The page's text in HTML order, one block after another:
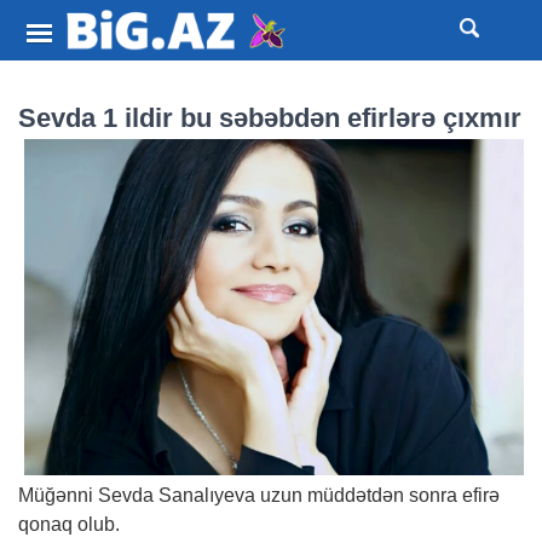
Sevda 1 ildir bu səbəbdən efirlərə çıxmır
Müğənni Sevda Sanalıyeva uzun müddətdən sonra efirə
qonaq olub.